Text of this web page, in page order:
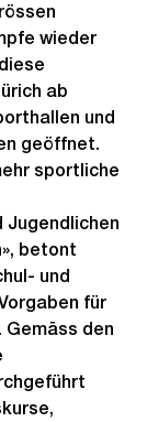
wieder
ab
und
geöffnet.
sportliche
Jugendlichen
betont
und
für
Gemäss den